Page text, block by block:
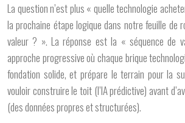
La question n’est plus « quelle technologie
la prochaine étape logique dans notre feuille de
valeur ? ». La réponse est la « séquence de
approche progressive où chaque brique
fondation solide, et prépare le terrain pour la
vouloir construire le toit (l’IA prédictive) avant
(des données propres et structurées).